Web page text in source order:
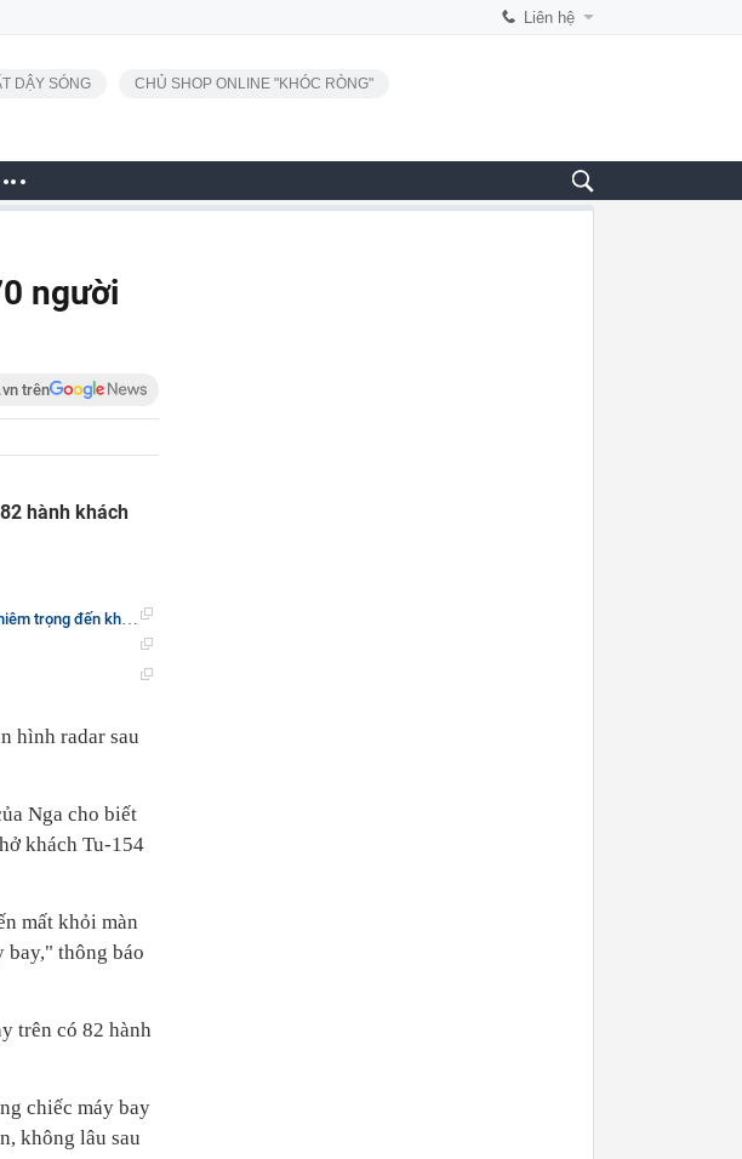
Liên hệ
DẬY SÓNG CHỦ SHOP ONLINE "KHÓC RÒNG"
người
trên
hành khách
đến không ngờ
hình radar sau
Nga cho biết
khách Tu-154
mất khỏi màn
bay," thông báo
trên có 82 hành
chiếc máy bay
không lâu sau